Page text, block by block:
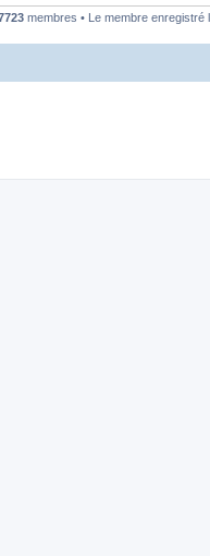
membres • Le membre enregistré